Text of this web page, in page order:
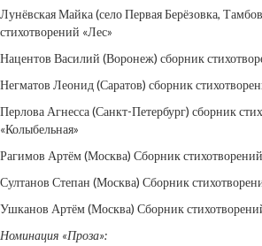
Лунёвская Майка (село Первая Берёзовка,
стихотворений «Лес»
Нацентов Василий (Воронеж) сборник
Негматов Леонид (Саратов) сборник
Перлова Агнесса (Санкт-Петербург) сборник
«Колыбельная»
Рагимов Артём (Москва) Сборник стихотворений
Султанов Степан (Москва) Сборник
Ушканов Артём (Москва) Сборник
Номинация «Проза»: